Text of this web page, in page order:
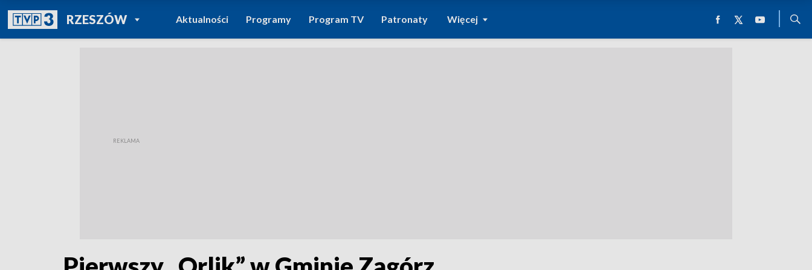
RZESZÓWPOWRÓT DO
TVP REGIONY
Aktualności Programy Program TV Patronaty Więcej